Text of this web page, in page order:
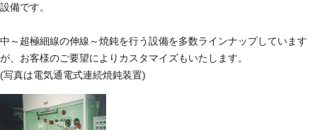
設備です。
中～超極細線の伸線～焼鈍を行う設備を多数ラインナップしています
が、お客様のご要望によりカスタマイズもいたします。
(写真は電気通電式連続焼鈍装置)